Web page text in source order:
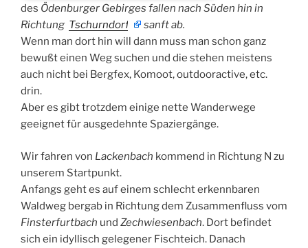
des Ödenburger Gebirges fallen nach Süden hin in
Richtung Tschurndorf
sanft ab.
Wenn man dort hin will dann muss man schon ganz
bewußt einen Weg suchen und die stehen meistens
auch nicht bei Bergfex, Komoot, outdooractive, etc.
drin.
Aber es gibt trotzdem einige nette Wanderwege
geeignet für ausgedehnte Spaziergänge.
Wir fahren von Lackenbach kommend in Richtung N zu
unserem Startpunkt.
Anfangs geht es auf einem schlecht erkennbaren
Waldweg bergab in Richtung dem Zusammenfluss vom
Finsterfurtbach und Zechwiesenbach. Dort befindet
sich ein idyllisch gelegener Fischteich. Danach